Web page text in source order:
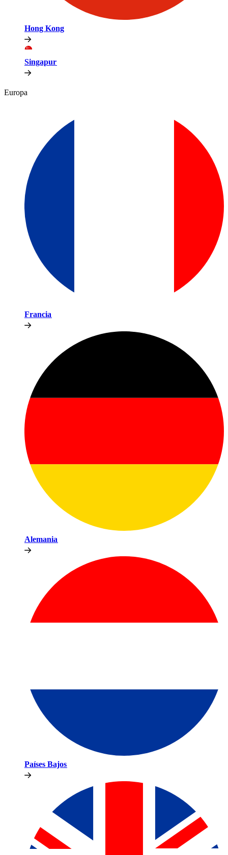
Hong Kong​​
Singapur​​
Europa​​
Francia​​
Alemania​​
Países Bajos​​